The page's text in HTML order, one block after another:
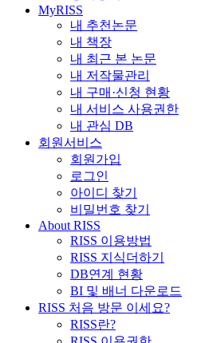
MyRISS
내 추천논문
내 책장
내 최근 본 논문
내 저작물관리
내 구매·신청 현황
내 서비스 사용권한
내 관심 DB
회원서비스
회원가입
로그인
아이디 찾기
비밀번호 찾기
About RISS
RISS 이용방법
RISS 지식더하기
DB연계 현황
BI 및 배너 다운로드
RISS 처음 방문 이세요?
RISS란?